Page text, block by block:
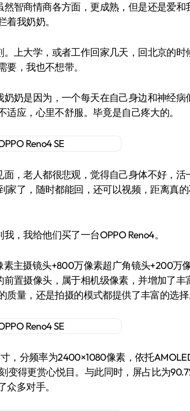
智商情商各方面，更成熟，但是还是爱和
我奶奶。
上大学，或者工作回家几天，回北京的时
，我也不想带。
奶是因为，一个每天在自己身边和神经病
应，心里不舒服。毕竟是自己疼大的。
，老人都很悲观，觉得自己身体不好，活
家了，随时都能回，还可以视频，距离真
，我给他们买了一台OPPO Reno4。
主摄镜头+800万像素超广角镜头+200万
置摄像头，属于相机级像素，并增加了丰
量，还是拍摄的模式都提供了丰富的选择
，分频率为2400×1080像素，依托
得更赏心悦目。与此同时，屏占比为
多对手。